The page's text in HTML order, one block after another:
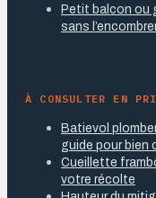
Petit balcon ou
sans
À CONSULTER EN
Batievol
guide pour bien
Cueillette
votre récolte